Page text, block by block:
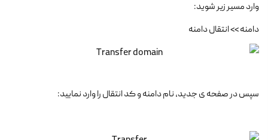
وارد مسیر زیر شوید:
دامنه >> انتقال دامنه
سپس در صفحه ی جدید، نام دامنه و کد انتقال را وارد نمایید: